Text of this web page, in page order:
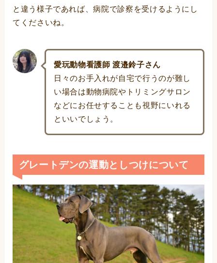
と違う様子であれば、病院で診察を受けるようにし
てくださいね。
愛玩動物看護師 渡邉鈴子さん
日々のお手入れが自宅で行うのが難し
い場合は動物病院やトリミングサロン
などにお任せすることも視野にいれる
といいでしょう。
グレートデンの運動としつけについて